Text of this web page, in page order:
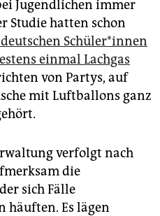
Jugendlichen immer
Studie hatten schon
Schü­le­r*in­nen
einmal Lachgas
von Partys, auf
mit Luftballons ganz
verfolgt nach
die
sich Fälle
häuften. Es lägen